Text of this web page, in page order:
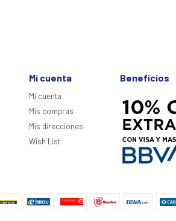
Mi cuenta
Mi cuenta
Mis compras
Mis direcciones
Wish List
Beneficios